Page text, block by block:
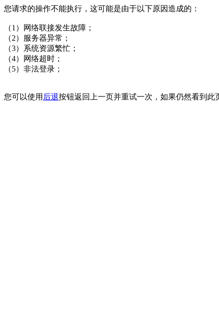
您请求的操作不能执行，这可能是由于以下原因造成的：
（1）网络联接发生故障；
（2）服务器异常；
（3）系统资源繁忙；
（4）网络超时；
（5）非法登录；
您可以使用 后退按钮返回上一页并重试一次，如果仍然看到此